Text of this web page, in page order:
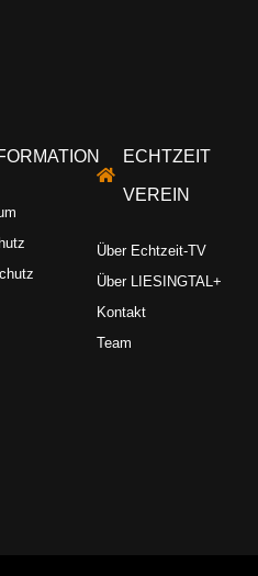
ECHTZEIT
VEREIN
Über Echtzeit-TV
Über LIESINGTAL+
Kontakt
Team